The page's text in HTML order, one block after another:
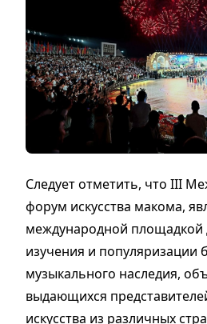
Следует отметить, что III
форум искусства макома,
международной площадкой
изучения и популяризации
музыкального наследия,
выдающихся
искусства из различных